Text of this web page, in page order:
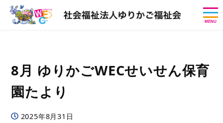
MENU
8月 ゆりかごWECせいせん保育
園たより
投稿日
2025年8月31日